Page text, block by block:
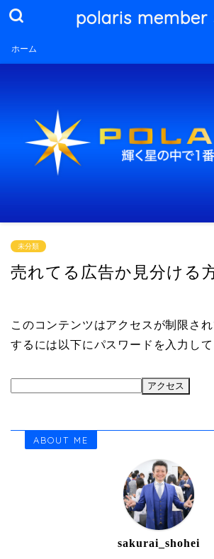
polaris member
ホーム
未分類
売れてる広告か見分ける
このコンテンツはアクセスが制限さ
するには以下にパスワードを入力して
ABOUT ME
sakurai_shohei